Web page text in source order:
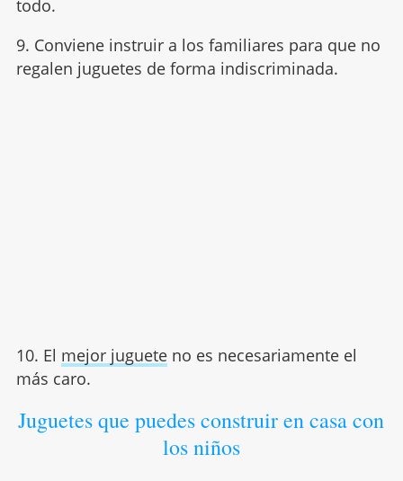
todo.
9. Conviene instruir a los familiares para que no
regalen juguetes de forma indiscriminada.
10. El mejor jugueteno es necesariamente el
más caro.
Juguetes que puedes construir en casa con
los niños